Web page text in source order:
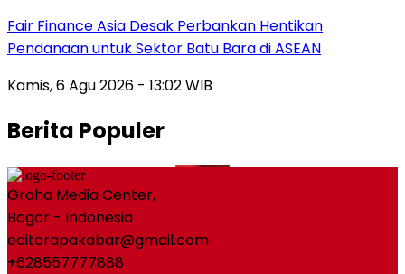
Fair Finance Asia Desak Perbankan Hentikan
Pendanaan untuk Sektor Batu Bara di ASEAN
Kamis, 6 Agu 2026 - 13:02 WIB
Berita Populer
Graha Media Center,
Bogor - Indonesia
editorapakabar@gmail.com
+628557777888